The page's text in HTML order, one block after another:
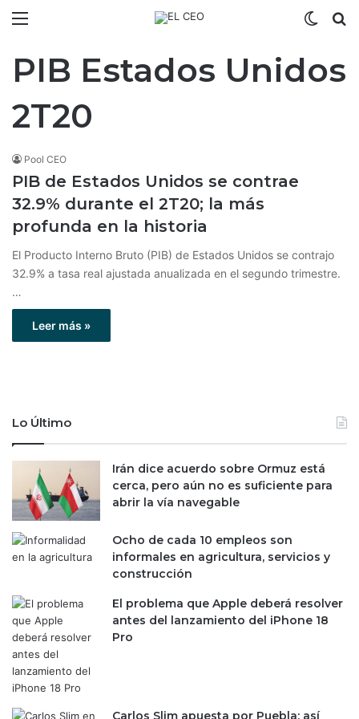
PIB Estados Unidos
2T20
Pool CEO
PIB de Estados Unidos se contrae
32.9% durante el 2T20; la más
profunda en la historia
El Producto Interno Bruto (PIB) de Estados Unidos se contrajo
32.9% a tasa real ajustada anualizada en el segundo trimestre.
…
Leer más »
Lo Último
Irán dice acuerdo sobre Ormuz está
cerca, pero aún no es suficiente para
abrir la vía navegable
Ocho de cada 10 empleos son
informales en agricultura, servicios y
construcción
El problema que Apple deberá resolver
antes del lanzamiento del iPhone 18
Pro
Carlos Slim apuesta por Puebla; así